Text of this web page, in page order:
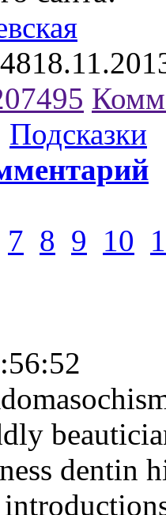
Подсказки
7 8 9 10
dentin